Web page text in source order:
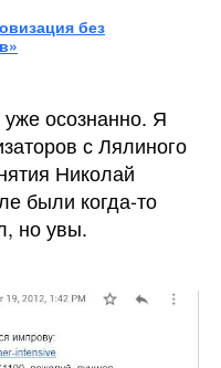
без
уже осознанно. Я
с Лялиного
Николай
были когда-то
но увы.